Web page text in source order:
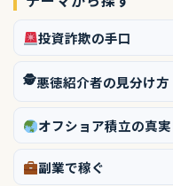
投資詐欺の手口
🕵️悪徳紹介者の見分け方
オフショア積立の真実
副業で稼ぐ